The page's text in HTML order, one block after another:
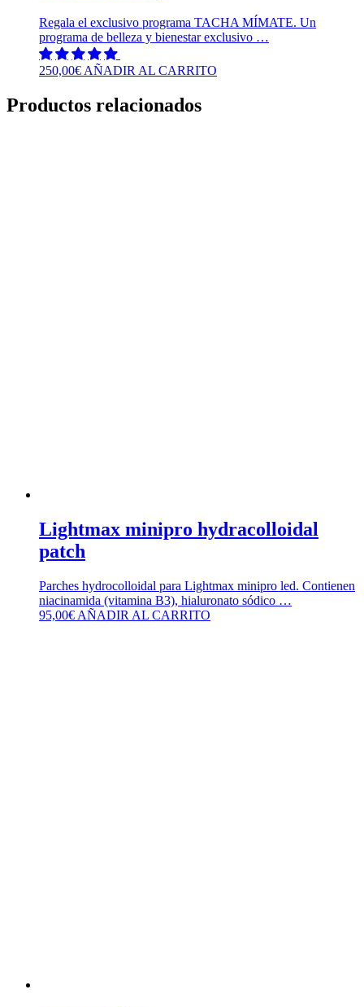
Regala el exclusivo programa TACHA MÍMATE. Un
programa de belleza y bienestar exclusivo …
250,00€ AÑADIR AL CARRITO
Productos relacionados
Lightmax minipro hydracolloidal
patch
Parches hydrocolloidal para Lightmax minipro led. Contienen
niacinamida (vitamina B3), hialuronato sódico …
95,00€ AÑADIR AL CARRITO